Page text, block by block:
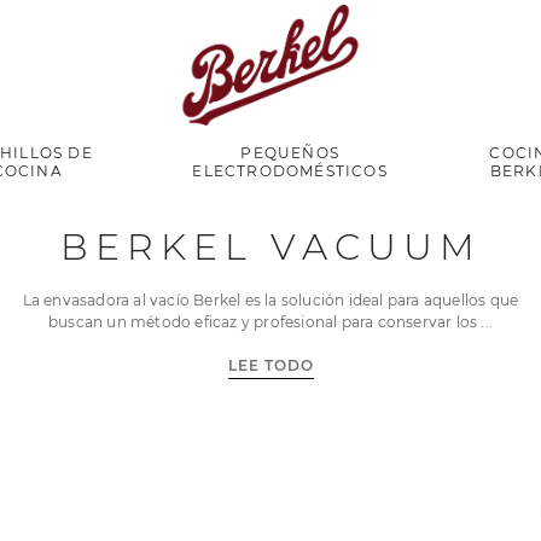
DE
PEQUEÑOS
ELECTRODOMÉSTICOS
BERKEL VACUUM
La envasadora al vacío Berkel es la solución ideal para aquellos que
buscan un método eficaz y profesional para conservar los
LEE TODO